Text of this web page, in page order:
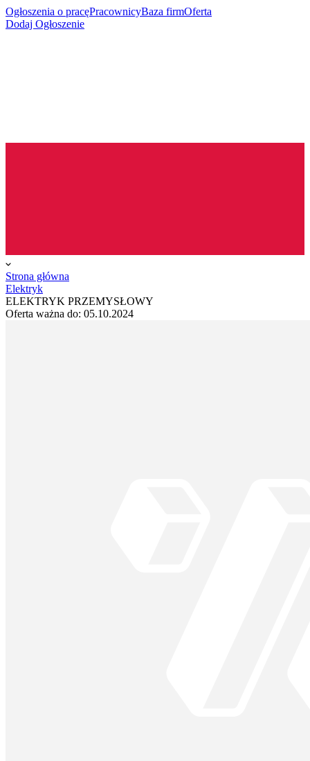
Ogłoszenia o pracęPracownicyBaza firmOferta
Dodaj Ogłoszenie
Strona główna
Elektryk
ELEKTRYK PRZEMYSŁOWY
Oferta ważna do: 05.10.2024